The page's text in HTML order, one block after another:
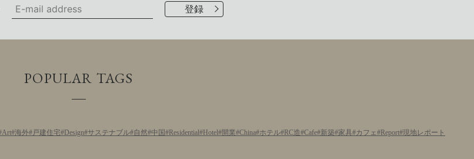
POPULAR TAGS
Art 海外 戸建住宅 Design サステナブル 自然 中国 Residential Hotel 開業 China ホテル RC造 Cafe 新築 家具 カフェ Report 現地レポート